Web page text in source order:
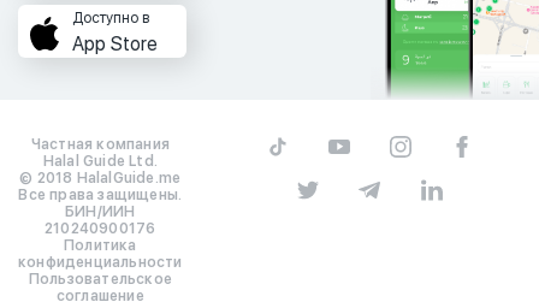
Доступно в
App Store
Частная компания
Halal Guide Ltd.
© 2018 HalalGuide.me
Все права защищены.
БИН/ИИН
210240900176
Политика
конфиденциальности
Пользовательское
соглашение